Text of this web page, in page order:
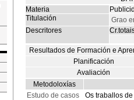
Materia
Titulación
Grao
Descritores
Resultados de Formación e
Planificación
Avaliación
Metodoloxías
Estudo de casos
Os traballos